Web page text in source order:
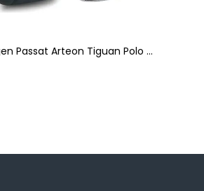
Volkswagen Passat Arteon Tiguan Polo Uyumlu Silikon Oto Anahtar Kumanda Kabı Siyah